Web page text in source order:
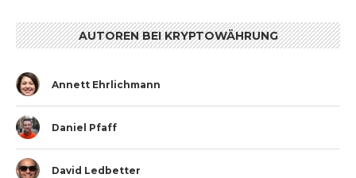
AUTOREN BEI KRYPTOWÄHRUNG
Annett Ehrlichmann
Daniel Pfaff
David Ledbetter